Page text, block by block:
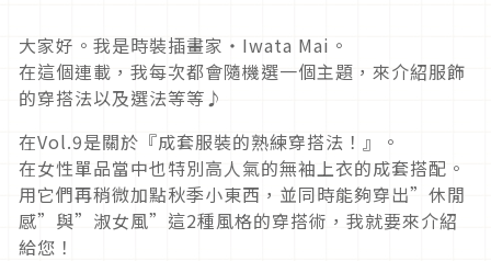
大家好。我是時裝插畫家・Iwata Mai。
在這個連載，我每次都會隨機選一個主題，來介紹服飾
的穿搭法以及選法等等♪
在Vol.9是關於『成套服裝的熟練穿搭法！』。
在女性單品當中也特別高人氣的無袖上衣的成套搭配。
用它們再稍微加點秋季小東西，並同時能夠穿出”休閒
感”與”淑女風”這2種風格的穿搭術，我就要來介紹
給您！